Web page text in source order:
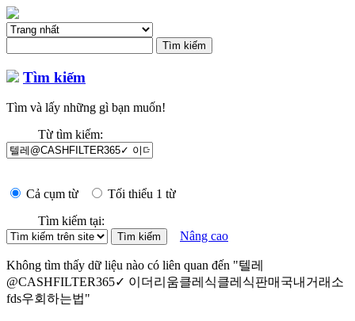
Tìm kiếm
Tìm và lấy những gì bạn muốn!
Từ tìm kiếm:
Cả cụm từ
Tối thiểu 1 từ
Tìm kiếm tại:
Nâng cao
Không tìm thấy dữ liệu nào có liên quan đến "텔레
@CASHFILTER365✓ 이더리움클레식클레식판매국내거래소
fds우회하는법"